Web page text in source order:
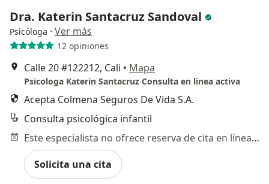
Dra. Katerin Santacruz Sandoval
Psicóloga · Ver más
12 opiniones
Calle 20 #122212, Cali • Mapa
Psicologa Katerin Santacruz Consulta en linea activa
Acepta Colmena Seguros De Vida S.A.
Consulta psicológica infantil
Este especialista no ofrece reserva de cita en línea en esta dirección.
Solicita una cita